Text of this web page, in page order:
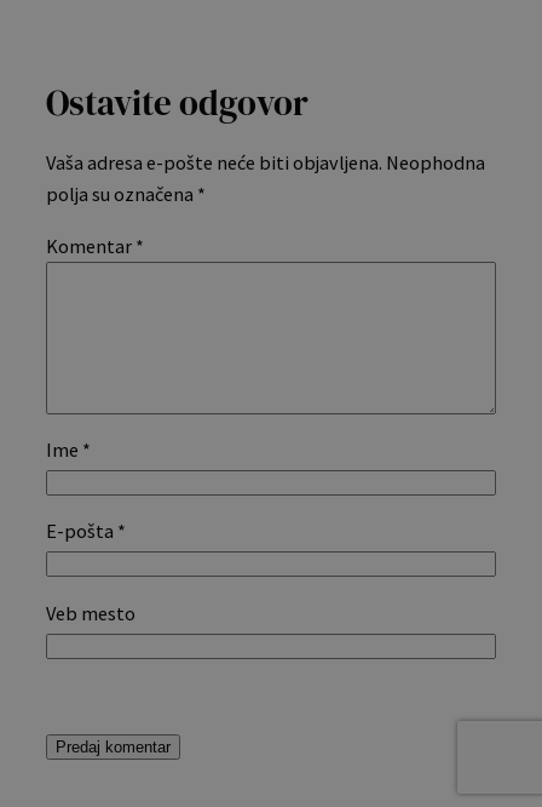
Ostavite odgovor
Vaša adresa e-pošte neće biti objavljena. Neophodna
polja su označena *
Komentar *
Ime *
E-pošta *
Veb mesto